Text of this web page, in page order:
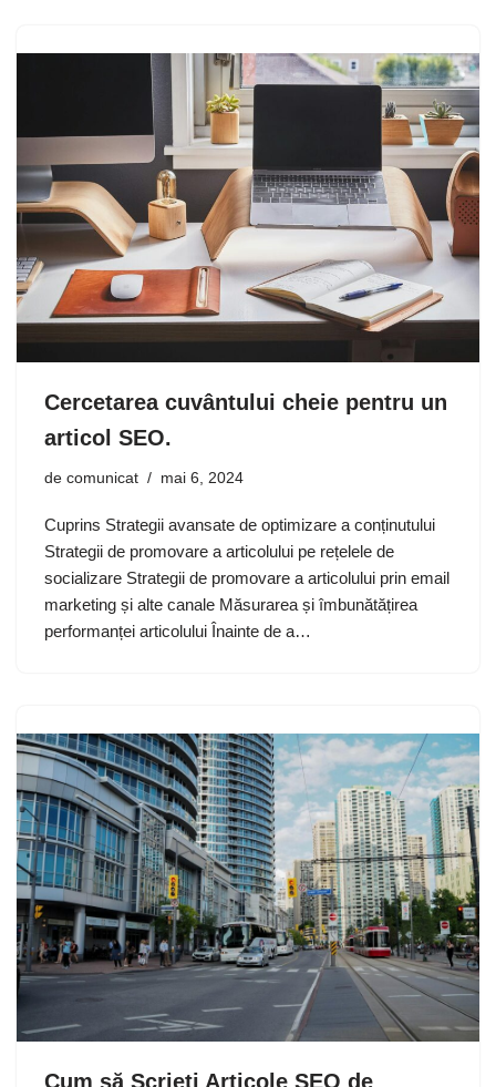
Cercetarea cuvântului cheie pentru un
articol SEO.
de comunicat mai 6, 2024
Cuprins Strategii avansate de optimizare a conținutului
Strategii de promovare a articolului pe rețelele de
socializare Strategii de promovare a articolului prin email
marketing și alte canale Măsurarea și îmbunătățirea
performanței articolului Înainte de a…
Cum să Scrieți Articole SEO de